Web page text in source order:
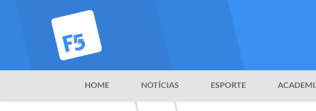
HOME NOTÍCIAS ESPORTE